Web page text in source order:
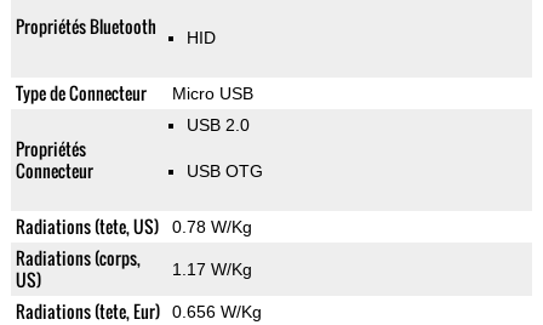
Propriétés Bluetooth HID
Type de Connecteur Micro USB
Propriétés
Connecteur
USB 2.0
USB OTG
Radiations (tete, US) 0.78 W/Kg
Radiations (corps,
US)
1.17 W/Kg
Radiations (tete, Eur) 0.656 W/Kg